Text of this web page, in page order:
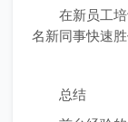
在新员工
名新同事快速胜
总结